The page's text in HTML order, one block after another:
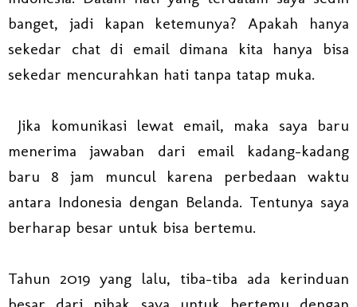
banget, jadi kapan ketemunya? Apakah hanya
sekedar chat di email dimana kita hanya bisa
sekedar mencurahkan hati tanpa tatap muka.
Jika komunikasi lewat email, maka saya baru
menerima jawaban dari email kadang-kadang
baru 8 jam muncul karena perbedaan waktu
antara Indonesia dengan Belanda. Tentunya saya
berharap besar untuk bisa bertemu.
Tahun 2019 yang lalu, tiba-tiba ada kerinduan